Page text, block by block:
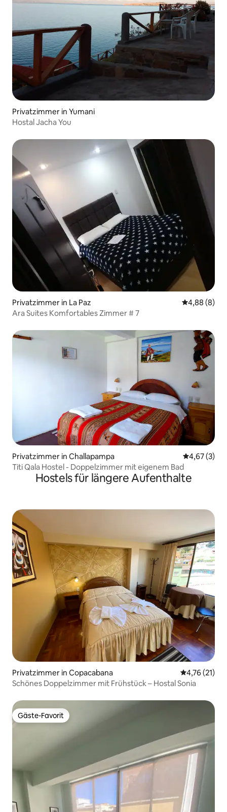
Privatzimmer in Yumani
Hostal Jacha You
Privatzimmer in La Paz
4,88 (8)
Ara Suites Komfortables Zimmer # 7
Privatzimmer in Challapampa
4,67 (3)
Titi Qala Hostel - Doppelzimmer mit eigenem Bad
Hostels für längere Aufenthalte
Privatzimmer in Copacabana
4,76 (21)
Schönes Doppelzimmer mit Frühstück – Hostal Sonia
Gäste-Favorit
Gäste-Favorit